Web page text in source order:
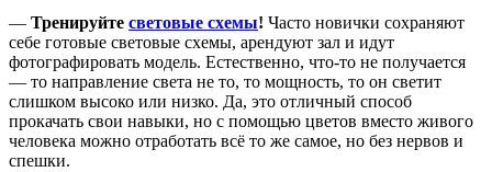
— Тренируйте световые схемы! Часто новички сохраняют
себе готовые световые схемы, арендуют зал и идут
фотографировать модель. Естественно, что-то не получается
— то направление света не то, то мощность, то он светит
слишком высоко или низко. Да, это отличный способ
прокачать свои навыки, но с помощью цветов вместо живого
человека можно отработать всё то же самое, но без нервов и
спешки.